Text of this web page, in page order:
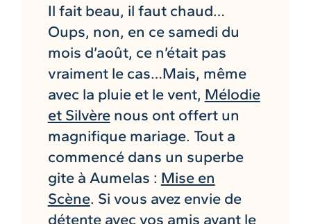
Il fait beau, il faut chaud…
Oups, non, en ce samedi du
mois d’août, ce n’était pas
vraiment le cas…Mais, même
avec la pluie et le vent, Mélodie
et Silvèrenous ont offert un
magnifique mariage. Tout a
commencé dans un superbe
gite à Aumelas : Mise en
Scène. Si vous avez envie de
détente avec vos amis avant le